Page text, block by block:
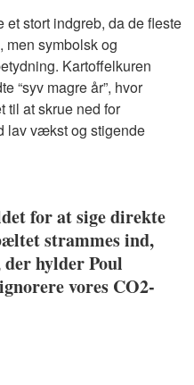
stort indgreb, da de fleste
men symbolsk og
Kartoffelkuren
“syv magre år”, hvor
til at skrue ned for
lav vækst og stigende
for at sige direkte
strammes ind,
hylder Poul
vores CO2-